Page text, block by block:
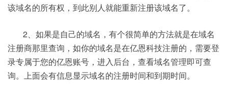
该域名的所有权，到此别人就能重新注册该域名了。
2、如果是自己的域名，有个很简单的方法就是在域名
注册商那里查询，如你的域名是在亿恩科技注册的，需要登
录专属于您的亿恩账号，进入后台，查看域名管理即可查
询。上面会有信息显示域名的注册时间和到期时间。